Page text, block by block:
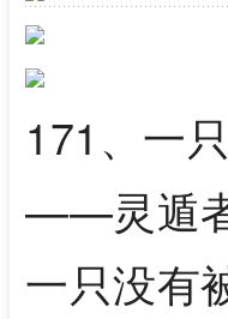
171、一
——灵遁
一只没有